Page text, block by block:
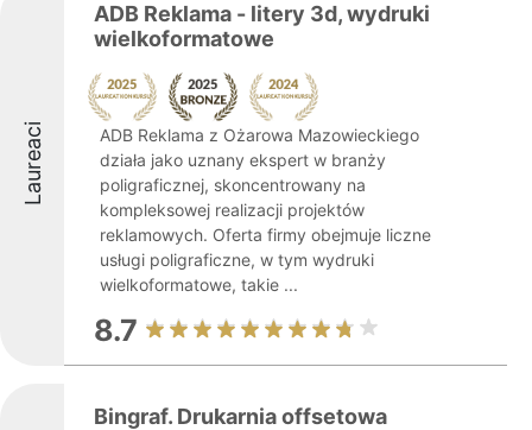
Laureaci
ADB Reklama - litery 3d, wydruki
wielkoformatowe
ADB Reklama z Ożarowa Mazowieckiego
działa jako uznany ekspert w branży
poligraficznej, skoncentrowany na
kompleksowej realizacji projektów
reklamowych. Oferta firmy obejmuje liczne
usługi poligraficzne, w tym wydruki
wielkoformatowe, takie ...
8.7
Bingraf. Drukarnia offsetowa